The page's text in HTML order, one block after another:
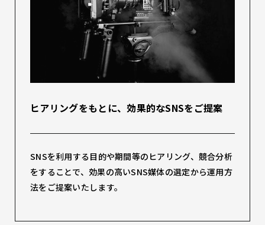
ヒアリングをもとに、効果的なSNSをご提案
SNSを利用する目的や期間等のヒアリング、競合分析
をすることで、効果の高いSNS媒体の選定から運用方
法をご提案いたします。